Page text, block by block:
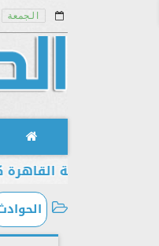
الجمعة
القاهرة كصانعة